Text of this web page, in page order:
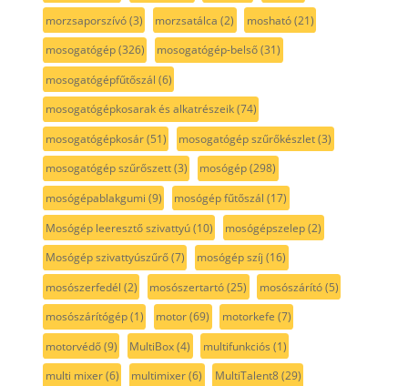
morzsaporszívó(3) morzsatálca (2) mosható(21)
mosogatógép(326) mosogatógép-belső(31)
mosogatógépfűtőszál (6)
mosogatógépkosarak és alkatrészeik(74)
mosogatógépkosár(51) mosogatógép szűrőkészlet(3)
mosogatógép szűrőszett(3) mosógép(298)
mosógépablakgumi (9) mosógép fűtőszál (17)
Mosógép leeresztő szivattyú(10) mosógépszelep(2)
Mosógép szivattyúszűrő(7) mosógép szíj (16)
mosószerfedél (2) mosószertartó(25) mosószárító(5)
mosószárítógép(1) motor(69) motorkefe (7)
motorvédő(9) MultiBox(4) multifunkciós (1)
multi mixer(6) multimixer(6) MultiTalent8(29)